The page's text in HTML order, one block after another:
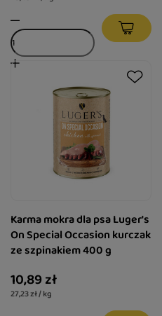
Karma mokra dla psa Luger's
On Special Occasion kurczak
ze szpinakiem 400 g
10,89 zł
27,23 zł / kg